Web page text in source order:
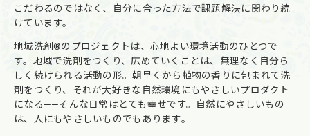
こだわるのではなく、自分に合った方法で課題解決に関わり続
けています。
地域洗剤®︎のプロジェクトは、心地よい環境活動のひとつで
す。地域で洗剤をつくり、広めていくことは、無理なく自分ら
しく続けられる活動の形。朝早くから植物の香りに包まれて洗
剤をつくり、それが大好きな自然環境にもやさしいプロダクト
になる——そんな日常はとても幸せです。自然にやさしいもの
は、人にもやさしいものでもあります。